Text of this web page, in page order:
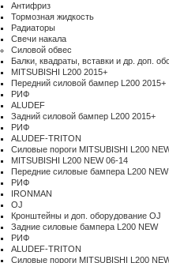
Антифриз
Тормозная жидкость
Радиаторы
Свечи накала
Силовой обвес
Балки, квадраты, вставки и др. доп.
MITSUBISHI L200 2015+
Передний силовой бампер L200 2015+
РИФ
ALUDEF
Задний силовой бампер L200 2015+
РИФ
ALUDEF-TRITON
Силовые пороги MITSUBISHI L200
MITSUBISHI L200 NEW 06-14
Передние силовые бампера L200 NEW
РИФ
IRONMAN
OJ
Кронштейны и доп. оборудование OJ
Задние силовые бампера L200 NEW
РИФ
ALUDEF-TRITON
Силовые пороги MITSUBISHI L200